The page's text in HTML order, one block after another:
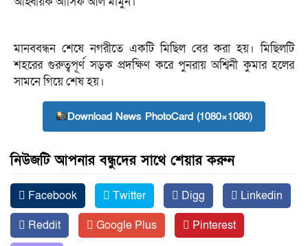
মানববন্ধন শেষে নগরীতে একটি মিছিল বের করা হয়। মিছিলটি
শহরের গুরুত্বপূর্ণ সড়ক প্রদক্ষিণ করে পুনরায় অশ্বিনী কুমার হলের
সামনে গিয়ে শেষ হয়।
Download News PhotoCard (1080×1080)
নিউজটি আপনার বন্ধুদের সাথে শেয়ার করুন
Facebook Twitter Digg
Linkedin
Reddit
Google Plus
Pinterest